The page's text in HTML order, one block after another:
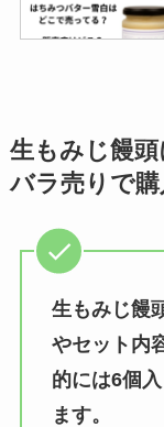
生もみじ饅
バラ売りで購
生もみじ饅
やセット内
的には6個
ます。